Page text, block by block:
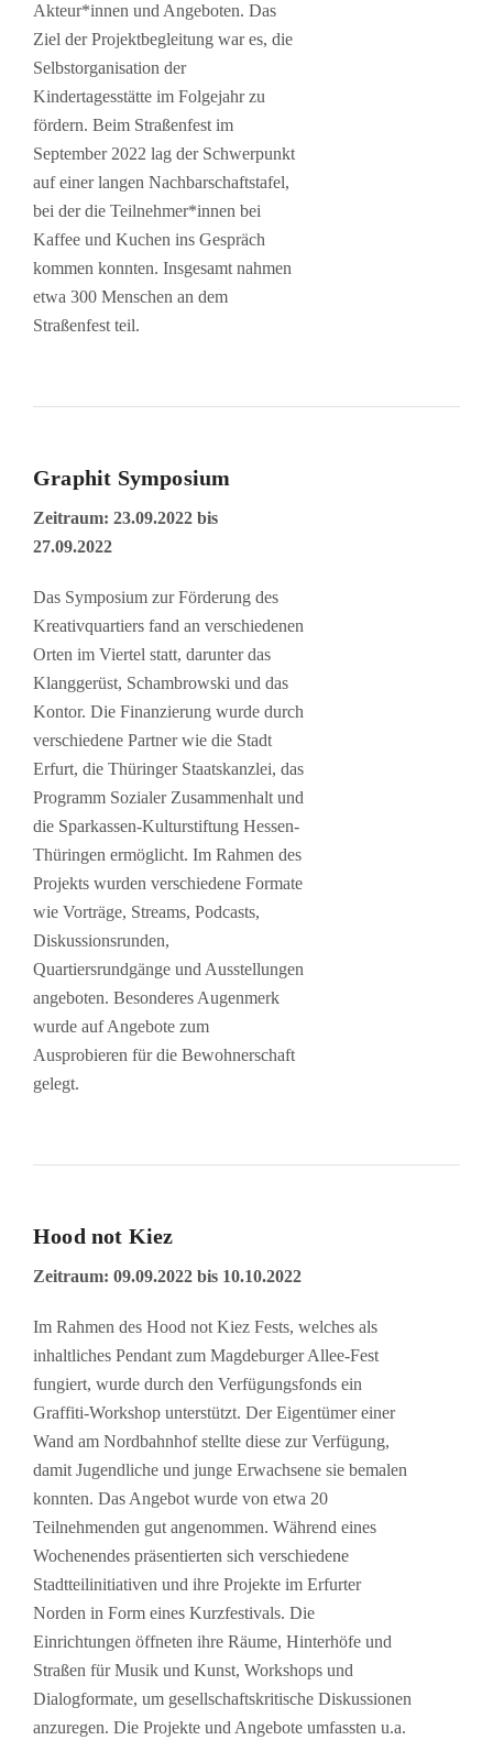
Akteur*innen und Angeboten. Das
Ziel der Projektbegleitung war es, die
Selbstorganisation der
Kindertagesstätte im Folgejahr zu
fördern. Beim Straßenfest im
September 2022 lag der Schwerpunkt
auf einer langen Nachbarschaftstafel,
bei der die Teilnehmer*innen bei
Kaffee und Kuchen ins Gespräch
kommen konnten. Insgesamt nahmen
etwa 300 Menschen an dem
Straßenfest teil.
Graphit Symposium
Zeitraum: 23.09.2022 bis
27.09.2022
Das Symposium zur Förderung des
Kreativquartiers fand an verschiedenen
Orten im Viertel statt, darunter das
Klanggerüst, Schambrowski und das
Kontor. Die Finanzierung wurde durch
verschiedene Partner wie die Stadt
Erfurt, die Thüringer Staatskanzlei, das
Programm Sozialer Zusammenhalt und
die Sparkassen-Kulturstiftung Hessen-
Thüringen ermöglicht. Im Rahmen des
Projekts wurden verschiedene Formate
wie Vorträge, Streams, Podcasts,
Diskussionsrunden,
Quartiersrundgänge und Ausstellungen
angeboten. Besonderes Augenmerk
wurde auf Angebote zum
Ausprobieren für die Bewohnerschaft
gelegt.
Hood not Kiez
Zeitraum: 09.09.2022 bis 10.10.2022
Im Rahmen des Hood not Kiez Fests, welches als
inhaltliches Pendant zum Magdeburger Allee-Fest
fungiert, wurde durch den Verfügungsfonds ein
Graffiti-Workshop unterstützt. Der Eigentümer einer
Wand am Nordbahnhof stellte diese zur Verfügung,
damit Jugendliche und junge Erwachsene sie bemalen
konnten. Das Angebot wurde von etwa 20
Teilnehmenden gut angenommen. Während eines
Wochenendes präsentierten sich verschiedene
Stadtteilinitiativen und ihre Projekte im Erfurter
Norden in Form eines Kurzfestivals. Die
Einrichtungen öffneten ihre Räume, Hinterhöfe und
Straßen für Musik und Kunst, Workshops und
Dialogformate, um gesellschaftskritische Diskussionen
anzuregen. Die Projekte und Angebote umfassten u.a.